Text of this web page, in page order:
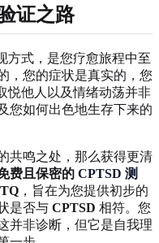
证之路
方式，是您疗愈旅程中至
，您的症状是真实的，您
悦他人以及情绪动荡并非
您如何出色地生存下来的
共鸣之处，那么获得更清
费且保密的 CPTSD 测
，旨在为您提供初步的
是否与 CPTSD 相符。您
并非诊断，但它是自我理